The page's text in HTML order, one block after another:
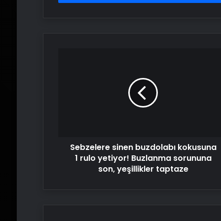
son,
yeşillikler
Sebzelere sinen buzdolabı kokusuna
1 rulo yetiyor! Buzlanma sorununa
son, yeşillikler taptaze